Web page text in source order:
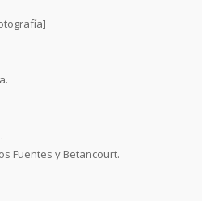
Fuentes y Betancourt.